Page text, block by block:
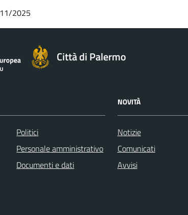
2025
Città di Palermo
Politici
Personale amministrativo
Documenti e dati
NOVITÀ
Notizie
Comunicati
Avvisi